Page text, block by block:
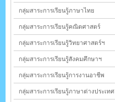
กลุ่มสาระการเรียนรู้ภาษาไทย
กลุ่มสาระการเรียนรู้คณิตศาสตร์
กลุ่มสาระการเรียนรู้วิทยาศาสตร์ฯ
กลุ่มสาระการเรียนรู้สังคมศึกษาฯ
กลุ่มสาระการเรียนรู้การงานอาชีพ
กลุ่มสาระการเรียนรู้ภาษาต่างประเทศ